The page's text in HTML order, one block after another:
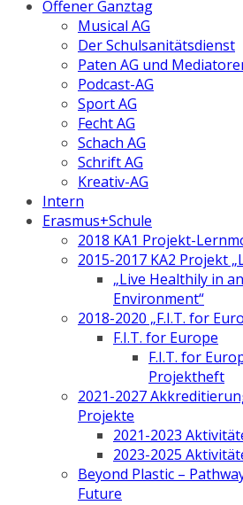
Offener Ganztag
Musical AG
Der Schulsanitätsdienst
Paten AG und
Podcast-AG
Sport AG
Fecht AG
Schach AG
Schrift AG
Kreativ-AG
Intern
Erasmus+Schule
2018 KA1 Projekt-
2015-2017 KA2 Projekt
„Live Healthily in
Environment“
2018-2020 „F.I.T. for
F.I.T. for Europe
F.I.T. for
Projektheft
2021-2027
Projekte
2021-2023
2023-2025
Beyond Plastic –
Future